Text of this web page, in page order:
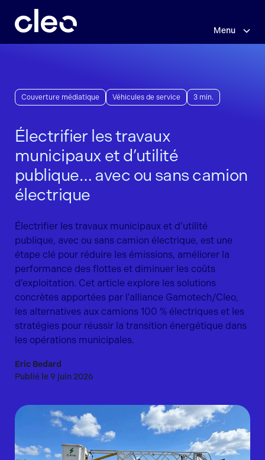
contenu
Menu
Couverture médiatique Véhicules de service 3 min.
Électrifier les travaux
municipaux et d’utilité
publique… avec ou sans camion
électrique
Électrifier les travaux municipaux et d’utilité
publique, avec ou sans camion électrique, est une
étape clé pour réduire les émissions, améliorer la
performance des flottes et diminuer les coûts
d’exploitation. Cet article explore les solutions
concrètes apportées par l'alliance Gamotech/Cleo,
les alternatives aux camions 100 % électriques et les
stratégies pour réussir la transition énergétique dans
les opérations municipales.
Eric Bedard
Publié le 9 juin 2026